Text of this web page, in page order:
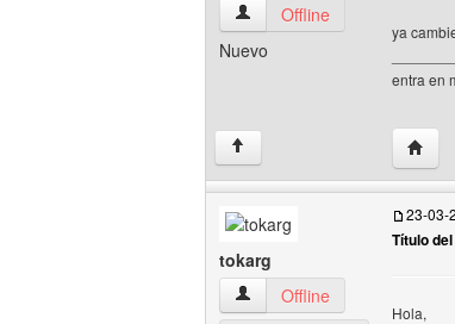
andrea2459 Ver perfil del
Offline
Nuevo
ya
entra en
↑
tokarg
tokarg Ver perfil del usuario
Offline
23-03-
Título
Hola,